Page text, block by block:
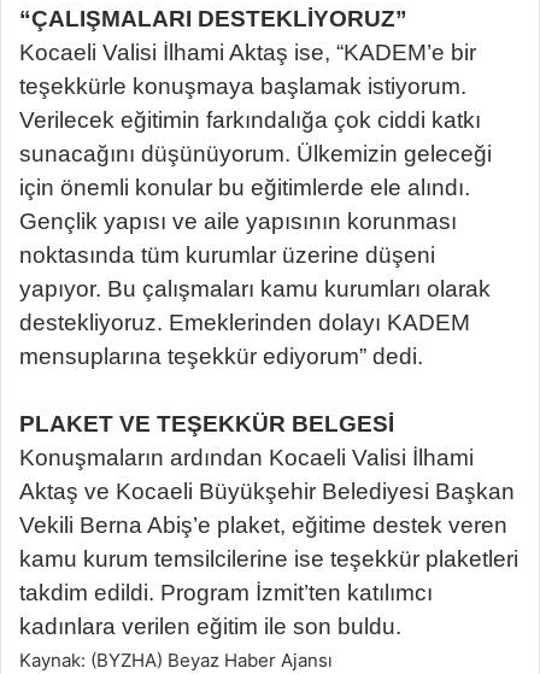
“ÇALIŞMALARI DESTEKLİYORUZ”
Kocaeli Valisi İlhami Aktaş ise, “KADEM’e bir
teşekkürle konuşmaya başlamak istiyorum.
Verilecek eğitimin farkındalığa çok ciddi katkı
sunacağını düşünüyorum. Ülkemizin geleceği
için önemli konular bu eğitimlerde ele alındı.
Gençlik yapısı ve aile yapısının korunması
noktasında tüm kurumlar üzerine düşeni
yapıyor. Bu çalışmaları kamu kurumları olarak
destekliyoruz. Emeklerinden dolayı KADEM
mensuplarına teşekkür ediyorum” dedi.
PLAKET VE TEŞEKKÜR BELGESİ
Konuşmaların ardından Kocaeli Valisi İlhami
Aktaş ve Kocaeli Büyükşehir Belediyesi Başkan
Vekili Berna Abiş’e plaket, eğitime destek veren
kamu kurum temsilcilerine ise teşekkür plaketleri
takdim edildi. Program İzmit’ten katılımcı
kadınlara verilen eğitim ile son buldu.
Kaynak: (BYZHA) Beyaz Haber Ajansı